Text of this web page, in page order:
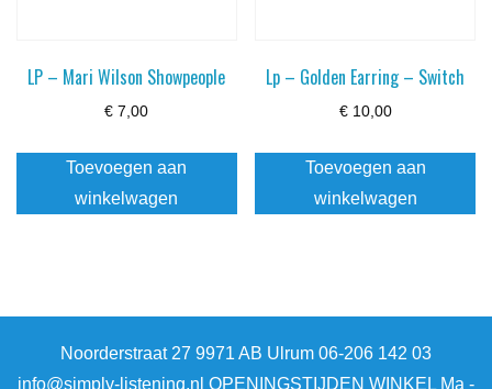
LP – Mari Wilson Showpeople
€ 7,00
Toevoegen aan
winkelwagen
Lp – Golden Earring – Switch
€10,00
Toevoegen aan
winkelwagen
Noorderstraat 27 9971 AB Ulrum 06-206 142 03
info@simply-listening.nl OPENINGSTIJDEN WINKEL Ma -